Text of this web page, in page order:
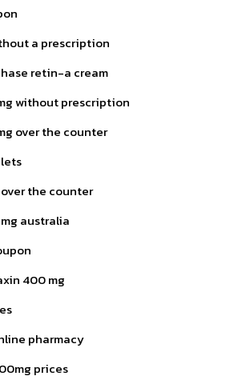
a prescription
retin-a cream
without prescription
over the counter
the counter
australia
400 mg
pharmacy
prices